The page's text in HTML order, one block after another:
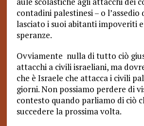
contadini palestinesi – o l’assedio
lasciato i suoi abitanti impoveriti e
speranze.
Ovviamente nulla di tutto ciò
attacchi a civili israeliani, ma
che è Israele che attacca i civili
giorni. Non possiamo perdere di
contesto quando parliamo di ciò
succedere la prossima volta.